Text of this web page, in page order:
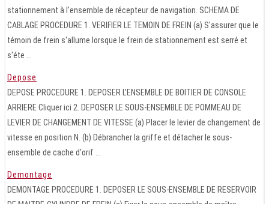
stationnement à l'ensemble de récepteur de navigation. SCHEMA DE
CABLAGE PROCEDURE 1. VERIFIER LE TEMOIN DE FREIN (a) S'assurer que le
témoin de frein s'allume lorsque le frein de stationnement est serré et
s'éte ...
Depose
DEPOSE PROCEDURE 1. DEPOSER L'ENSEMBLE DE BOITIER DE CONSOLE
ARRIERE Cliquer ici 2. DEPOSER LE SOUS-ENSEMBLE DE POMMEAU DE
LEVIER DE CHANGEMENT DE VITESSE (a) Placer le levier de changement de
vitesse en position N. (b) Débrancher la griffe et détacher le sous-
ensemble de cache d'orif ...
Demontage
DEMONTAGE PROCEDURE 1. DEPOSER LE SOUS-ENSEMBLE DE RESERVOIR